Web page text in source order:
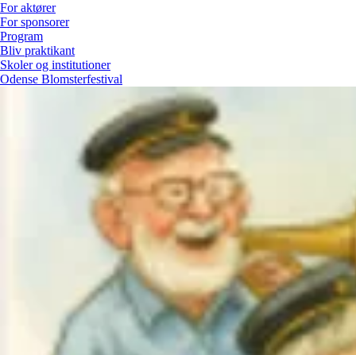
For aktører
For sponsorer
Program
Bliv praktikant
Skoler og institutioner
Odense Blomsterfestival